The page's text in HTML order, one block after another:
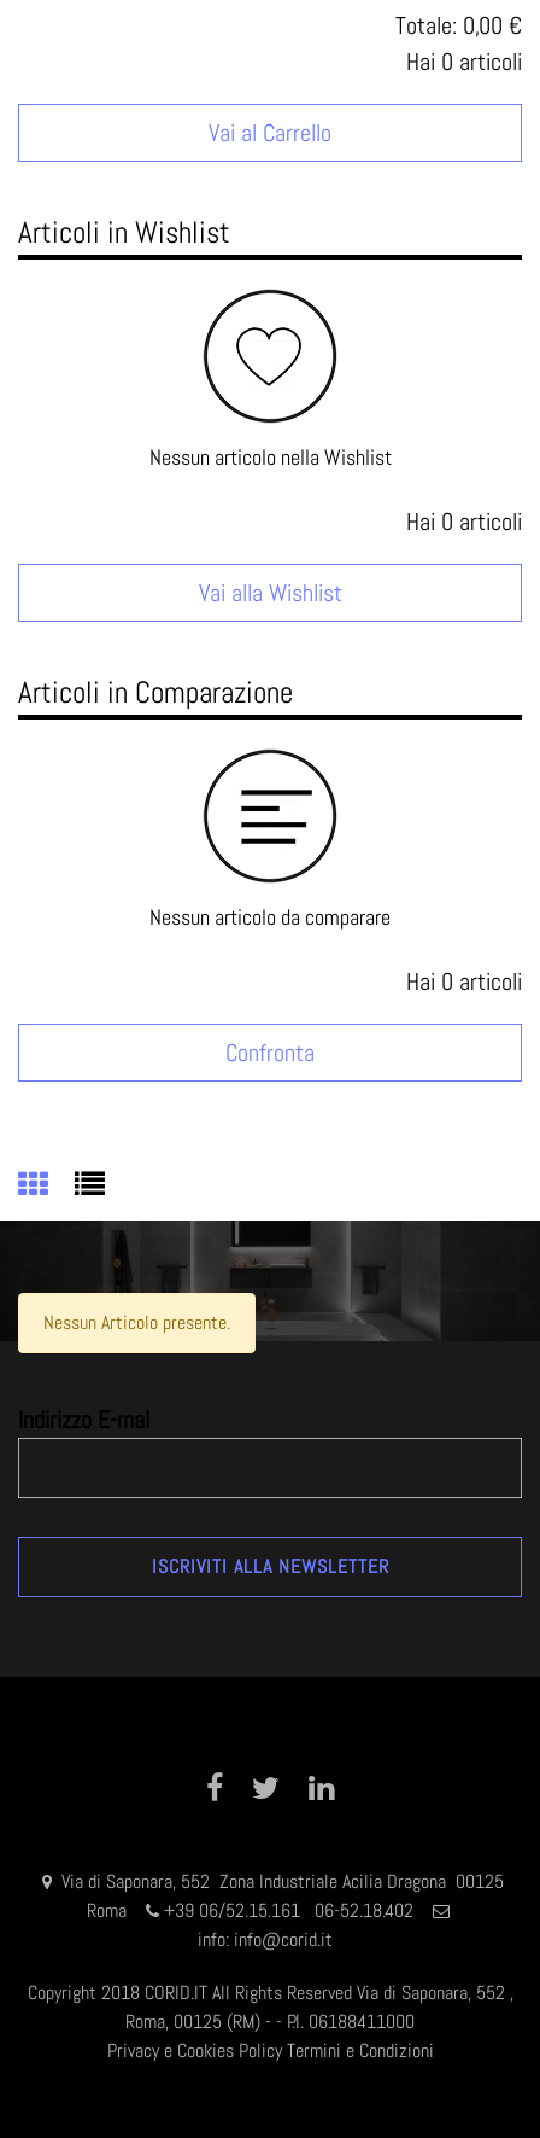
Hai 0 articoli
Totale: 0,00 €
Vai al Carrello
Articoli in Wishlist
Nessun articolo nella Wishlist
Hai 0 articoli
Vai alla Wishlist
Articoli in Comparazione
Nessun articolo da comparare
Hai 0 articoli
Confronta
Nessun Articolo presente.
Indirizzo E-mal
Facebook Twitter
Via di Saponara, 552 Zona Industriale Acilia Dragona 00125
Roma
+39 06/52.15.161 06-52.18.402
info: info@corid.it
Copyright 2018 CORID.IT All Rights Reserved Via di Saponara, 552 ,
Roma, 00125 (RM) - - P.I. 06188411000
Privacy e Cookies Policy Termini e Condizioni